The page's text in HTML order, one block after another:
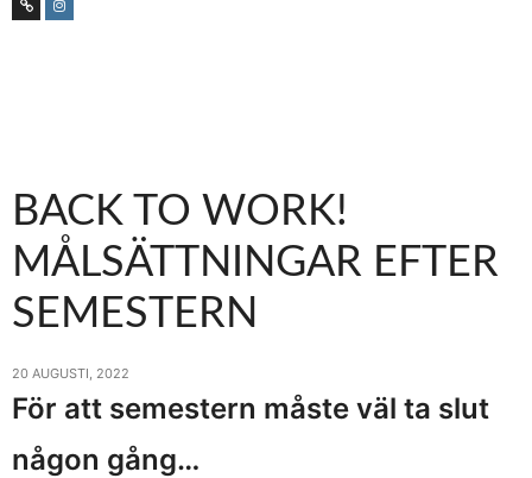
BACK TO WORK!
MÅLSÄTTNINGAR EFTER
SEMESTERN
20 AUGUSTI, 2022
För att semestern måste väl ta slut
någon gång…